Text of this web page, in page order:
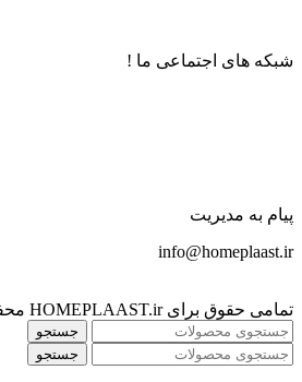
شبکه های اجتماعی ما !
پیام به مدیریت
info@homeplaast.ir
تمامی حقوق برای HOMEPLAAST.ir محفوظ است.
جستجو
جستجو